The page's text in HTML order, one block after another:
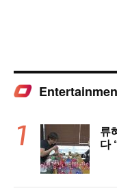
류
다